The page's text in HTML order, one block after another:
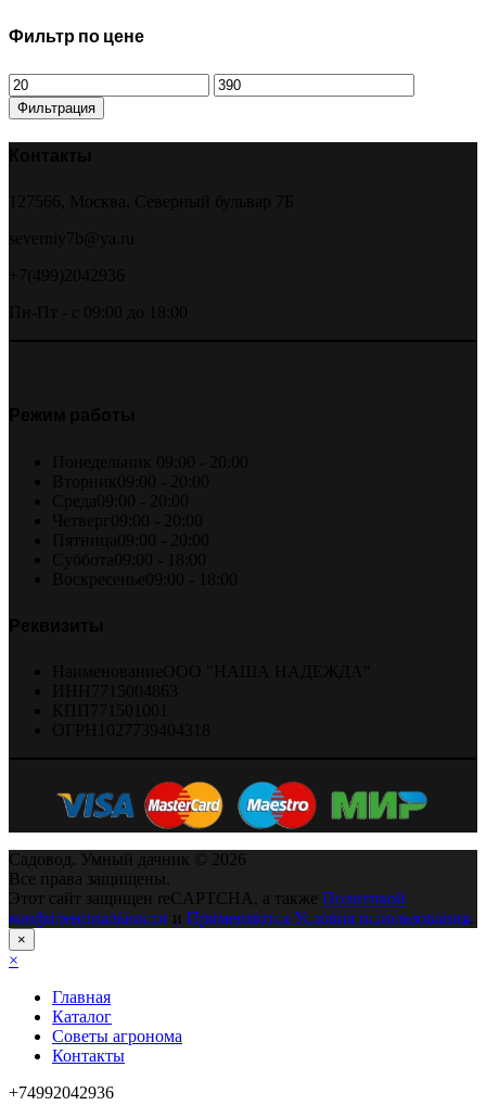
Фильтр по цене
Минимальная
цена
Максимальная
цена
Фильтрация
Садовод. Умный дачник © 2026
Все права защищены.
Этот сайт защищен reCAPTCHA, а также Политикой
конфиденциальности и Применяются Условия использования
×
×
Главная
Каталог
Советы агронома
Контакты
+74992042936